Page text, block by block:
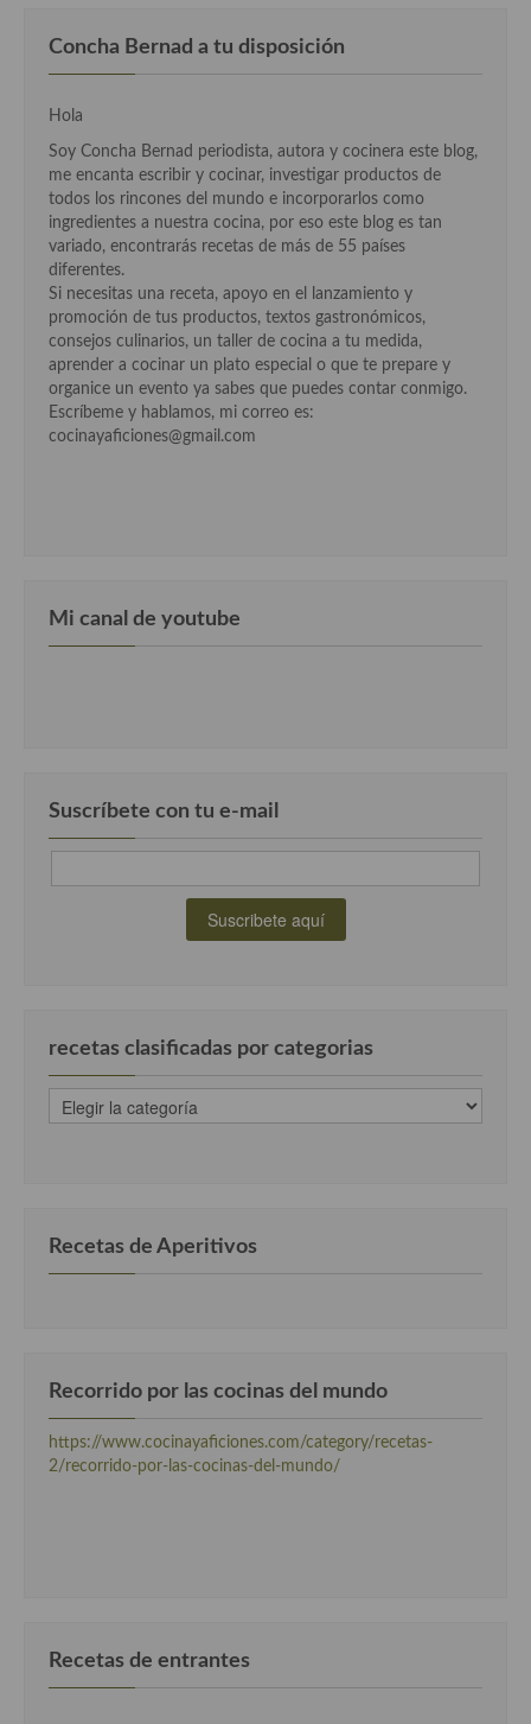
Concha Bernad a tu disposición
Hola
Soy Concha Bernad periodista, autora y cocinera este blog,
me encanta escribir y cocinar, investigar productos de
todos los rincones del mundo e incorporarlos como
ingredientes a nuestra cocina, por eso este blog es tan
variado, encontrarás recetas de más de 55 países
diferentes.
Si necesitas una receta, apoyo en el lanzamiento y
promoción de tus productos, textos gastronómicos,
consejos culinarios, un taller de cocina a tu medida,
aprender a cocinar un plato especial o que te prepare y
organice un evento ya sabes que puedes contar conmigo.
Escríbeme y hablamos, mi correo es:
cocinayaficiones@gmail.com
Mi canal de youtube
Suscríbete con tu e-mail
recetas clasificadas por categorias
recetas
clasificadas
Recetas de Aperitivos
Recorrido por las cocinas del mundo
https://www.cocinayaficiones.com/category/recetas-
2/recorrido-por-las-cocinas-del-mundo/
Recetas de entrantes